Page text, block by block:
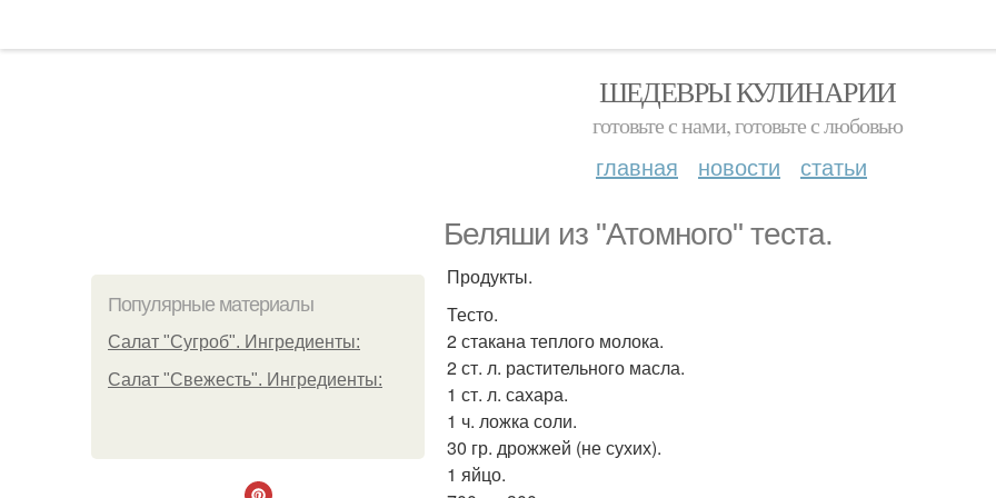
ШЕДЕВРЫ КУЛИНАРИИ
готовьте с нами, готовьте с любовью
главная новости статьи
Беляши из "Атомного" теста.
Популярные материалы
Салат "Сугроб". Ингредиенты:
Салат "Свежесть". Ингредиенты:
Продукты.
Тесто.
2 стакана теплого молока.
2 ст. л. растительного масла.
1 ст. л. сахара.
1 ч. ложка соли.
30 гр. дрожжей (не сухих).
1 яйцо.